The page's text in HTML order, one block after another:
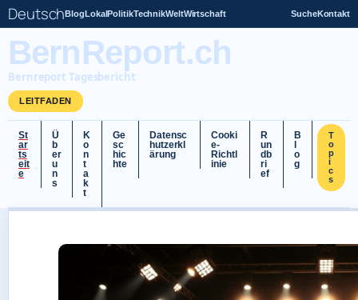
DeutschBlogLokalPolitikTechnikWeltWirtschaft SucheKontakt
BernReport.ch
Bernreport Tagesbericht
LEITFADEN
St
ar
ts
eit
e
Ü
b
er
u
n
s
K
o
n
t
a
k
t
Ge
sc
hic
hte
Datensc
hutzerkl
ärung
Cooki
e-
Richtl
inie
R
un
db
ri
ef
B
o
g
T
o
p
i
c
s